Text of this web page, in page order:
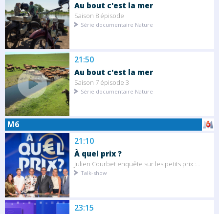
Au bout c'est la mer
Saison 8 épisode
Série documentaire Nature
21:50
Au bout c'est la mer
Saison 7 épisode 3
Série documentaire Nature
M6
21:10
À quel prix ?
Julien Courbet enquête sur les petits prix :...
Talk-show
23:15